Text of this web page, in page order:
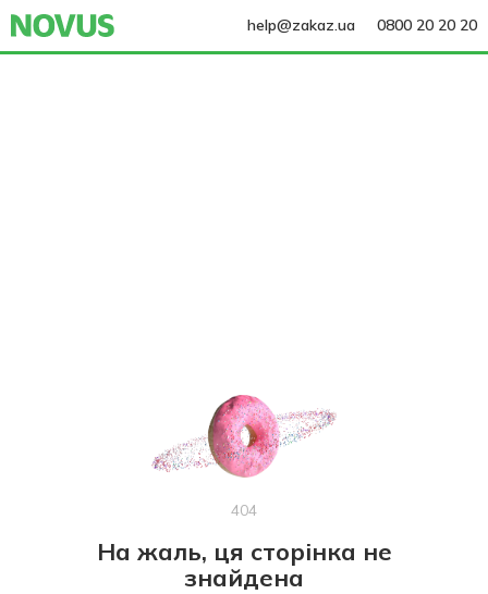
help@zakaz.ua 0800 20 20 20
404
На жаль, ця сторінка не
знайдена